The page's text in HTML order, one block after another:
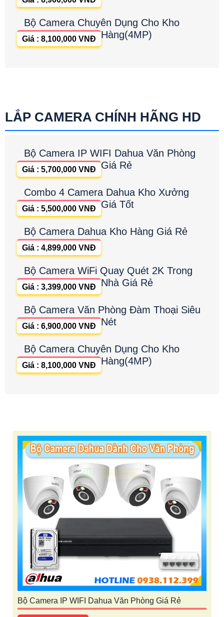
Bộ Camera Chuyên Dụng Cho Kho
Hàng(4MP)
Giá : 8,100,000 VNĐ
LẮP CAMERA CHÍNH HÃNG HD
Bộ Camera IP WIFI Dahua Văn Phòng
Giá Rẻ
Giá : 5,700,000 VNĐ
Combo 4 Camera Dahua Kho Xưởng
Giá Tốt
Giá : 5,500,000 VNĐ
Bộ Camera Dahua Kho Hàng Giá Rẻ
Giá : 4,899,000 VNĐ
Bộ Camera WiFi Quay Quét 2K Trong
Nhà Giá Rẻ
Giá : 3,399,000 VNĐ
Bộ Camera Văn Phòng Đàm Thoại Siêu
Nét
Giá : 6,900,000 VNĐ
Bộ Camera Chuyên Dụng Cho Kho
Hàng(4MP)
Giá : 8,100,000 VNĐ
Bộ Camera IP WIFI Dahua Văn Phòng Giá Rẻ